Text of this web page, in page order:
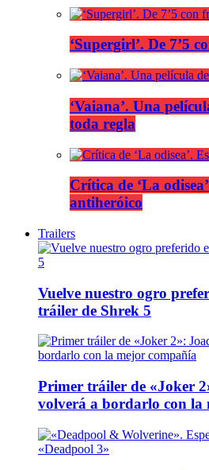
‘Supergirl’. De 7’5
‘Vaiana’. Una
toda regla
Crítica de ‘La
antiheróico
Trailers
Vuelve nuestro ogro
tráiler de Shrek 5
Primer tráiler de «Joker
volverá a bordarlo con la